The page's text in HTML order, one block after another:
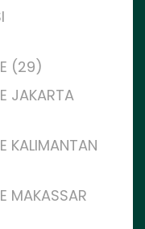
(29)
JAKARTA
KALIMANTAN
MAKASSAR